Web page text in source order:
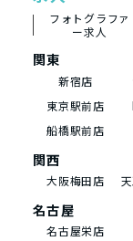
フォトグラファ
ー求人
関東
新宿店
東京駅前店
船橋駅前店
関西
大阪梅田店
名古屋
名古屋栄店